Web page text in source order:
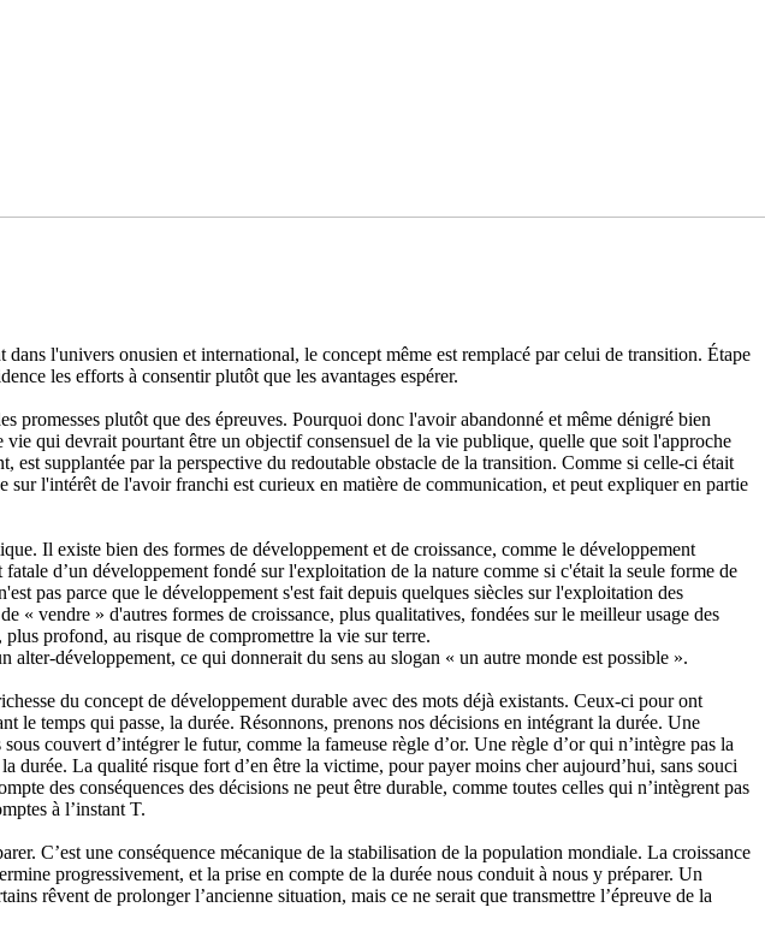
l'univers onusien et international, le concept même est remplacé par celui de transition. Étape
les efforts à consentir plutôt que les avantages espérer.
plutôt que des épreuves. Pourquoi donc l'avoir abandonné et même dénigré bien
qui devrait pourtant être un objectif consensuel de la vie publique, quelle que soit l'approche
supplantée par la perspective du redoutable obstacle de la transition. Comme si celle-ci était
l'intérêt de l'avoir franchi est curieux en matière de communication, et peut expliquer en partie
Il existe bien des formes de développement et de croissance, comme le développement
d’un développement fondé sur l'exploitation de la nature comme si c'était la seule forme de
pas parce que le développement s'est fait depuis quelques siècles sur l'exploitation des
« vendre » d'autres formes de croissance, plus qualitatives, fondées sur le meilleur usage des
profond, au risque de compromettre la vie sur terre.
développement, ce qui donnerait du sens au slogan « un autre monde est possible ».
du concept de développement durable avec des mots déjà existants. Ceux-ci pour ont
temps qui passe, la durée. Résonnons, prenons nos décisions en intégrant la durée. Une
couvert d’intégrer le futur, comme la fameuse règle d’or. Une règle d’or qui n’intègre pas la
La qualité risque fort d’en être la victime, pour payer moins cher aujourd’hui, sans souci
des conséquences des décisions ne peut être durable, comme toutes celles qui n’intègrent pas
à l’instant T.
C’est une conséquence mécanique de la stabilisation de la population mondiale. La croissance
progressivement, et la prise en compte de la durée nous conduit à nous y préparer. Un
rêvent de prolonger l’ancienne situation, mais ce ne serait que transmettre l’épreuve de la